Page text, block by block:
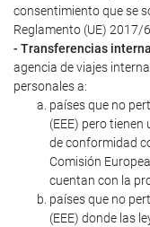
consentimiento que se
Reglamento (UE) 2017/
- Transferencias
agencia de viajes
personales a:
países que no
(EEE) pero
de conformidad
Comisión
cuentan con la
países que no
(EEE) donde las